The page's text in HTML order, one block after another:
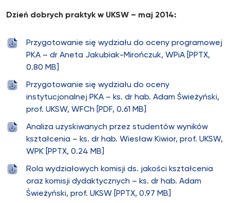
Dzień dobrych praktyk w UKSW – maj 2014:
Przygotowanie się wydziału do oceny programowej
PKA – dr Aneta Jakubiak-Mirończuk, WPiA [PPTX,
0.80 MB]
Przygotowanie się wydziału do oceny
instytucjonalnej PKA – ks. dr hab. Adam Świeżyński,
prof. UKSW, WFCh [PDF, 0.61 MB]
Analiza uzyskiwanych przez studentów wyników
kształcenia – ks. dr hab. Wiesław Kiwior, prof. UKSW,
WPK [PPTX, 0.24 MB]
Rola wydziałowych komisji ds. jakości kształcenia
oraz komisji dydaktycznych – ks. dr hab. Adam
Świeżyński, prof. UKSW [PPTX, 0.97 MB]